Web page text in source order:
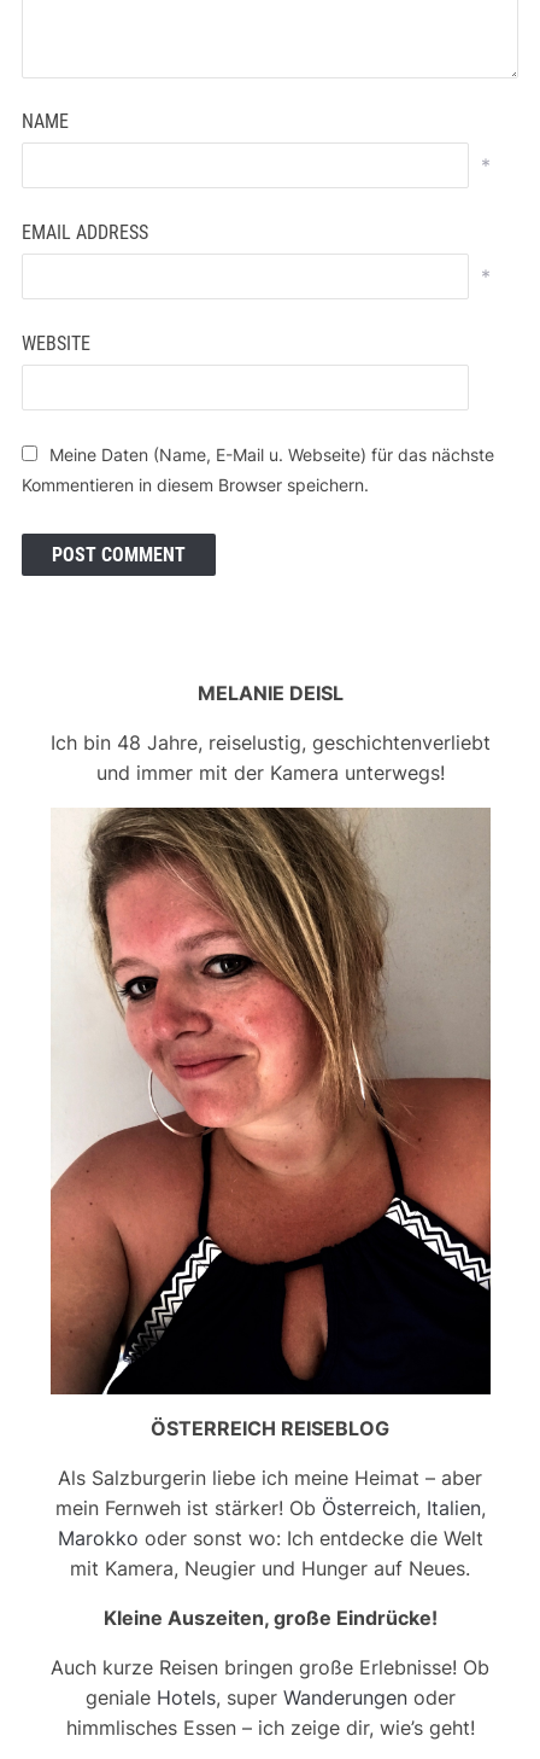
NAME
*
EMAIL ADDRESS
*
WEBSITE
Meine Daten (Name, E-Mail u. Webseite) für das nächste
Kommentieren in diesem Browser speichern.
MELANIE DEISL
Ich bin 48 Jahre, reiselustig, geschichtenverliebt
und immer mit der Kamera unterwegs!
ÖSTERREICH REISEBLOG
Als Salzburgerin liebe ich meine Heimat – aber
mein Fernweh ist stärker! Ob Österreich, Italien,
Marokko oder sonst wo: Ich entdecke die Welt
mit Kamera, Neugier und Hunger auf Neues.
Kleine Auszeiten, große Eindrücke!
Auch kurze Reisen bringen große Erlebnisse! Ob
geniale Hotels, super Wanderungenoder
himmlisches Essen – ich zeige dir, wie’s geht!